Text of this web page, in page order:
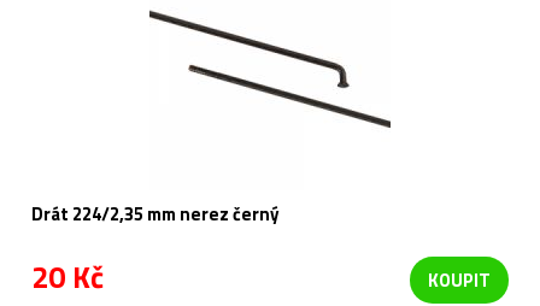
Drát 224/2,35 mm nerez černý
20 Kč KOUPIT